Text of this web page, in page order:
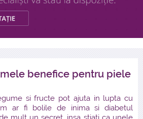
benefice pentru piele
si fructe pot ajuta in lupta cu
ar fi bolile de inima si diabetul